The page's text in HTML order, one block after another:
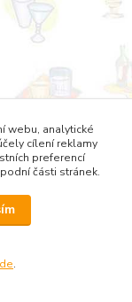
BYT A
webu, analytické
cílení reklamy
preferencí
části stránek.
.